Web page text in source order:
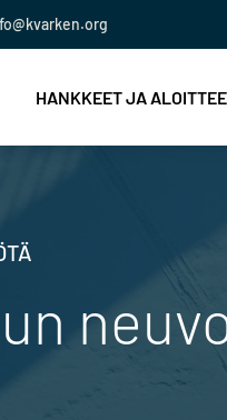
HANKKEET JA